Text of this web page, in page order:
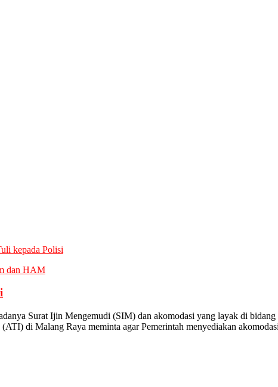
dan HAM
Surat Ijin Mengemudi (SIM) dan akomodasi yang layak di
di Malang Raya meminta agar Pemerintah menyediakan